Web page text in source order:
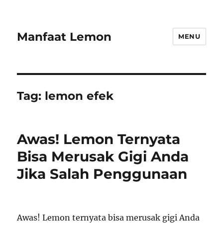
Manfaat Lemon MENU
Tag: lemon efek
Awas! Lemon Ternyata
Bisa Merusak Gigi Anda
Jika Salah Penggunaan
Awas! Lemon ternyata bisa merusak gigi Anda